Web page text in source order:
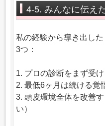
4-5. みんなに伝え
私の経験から導き出し
3つ：
1. プロの診断をまず受
2. 最低6ヶ月は続ける覚
3. 頭皮環境全体を改善
い）